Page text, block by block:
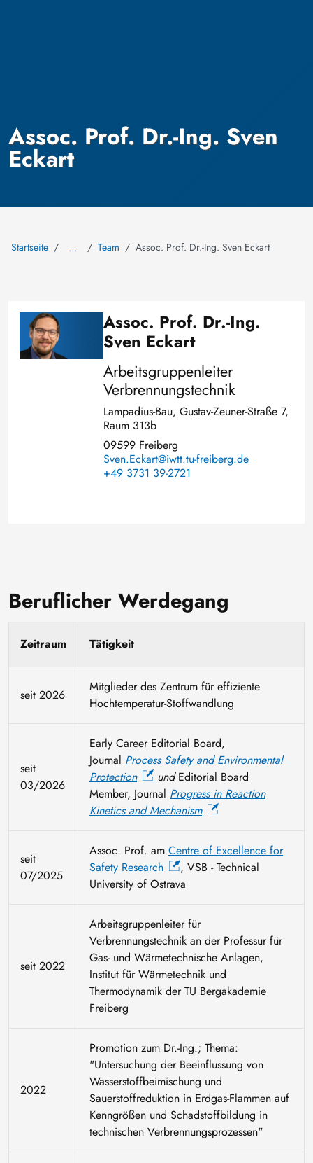
Assoc. Prof. Dr.-Ing. Sven
Eckart
Startseite … Team Assoc. Prof. Dr.-Ing. Sven Eckart
Bild
Assoc. Prof. Dr.-Ing.
Sven Eckart
Arbeitsgruppenleiter
Verbrennungstechnik
Lampadius-Bau, Gustav-Zeuner-Straße 7,
Raum 313b
09599 Freiberg
Sven.Eckart@iwtt.tu-freiberg.de
+49 3731 39-2721
Beruflicher Werdegang
Zeitraum Tätigkeit
seit 2026
Mitglieder des Zentrum für effiziente
Hochtemperatur-Stoffwandlung
seit
03/2026
Early Career Editorial Board,
Journal Process Safety and Environmental
Protection
undEditorial Board
Member, Journal Progress in Reaction
Kinetics and Mechanism
seit
07/2025
Assoc. Prof. am Centre of Excellence for
Safety Research
, VSB - Technical
University of Ostrava
seit 2022
Arbeitsgruppenleiter für
Verbrennungstechnik an der Professur für
Gas- und Wärmetechnische Anlagen,
Institut für Wärmetechnik und
Thermodynamik der TU Bergakademie
Freiberg
2022
Promotion zum Dr.-Ing.; Thema:
"Untersuchung der Beeinflussung von
Wasserstoffbeimischung und
Sauerstoffreduktion in Erdgas-Flammen auf
Kenngrößen und Schadstoffbildung in
technischen Verbrennungsprozessen"